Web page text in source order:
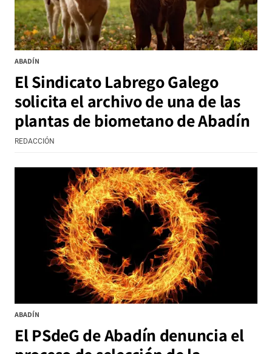
ABADÍN
El Sindicato Labrego Galego
solicita el archivo de una de las
plantas de biometano de Abadín
REDACCIÓN
ABADÍN
El PSdeG de Abadín denuncia el